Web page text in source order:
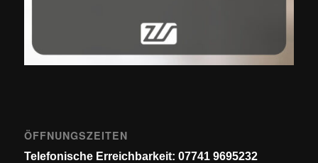
ÖFFNUNGSZEITEN
Telefonische Erreichbarkeit: 07741 9695232